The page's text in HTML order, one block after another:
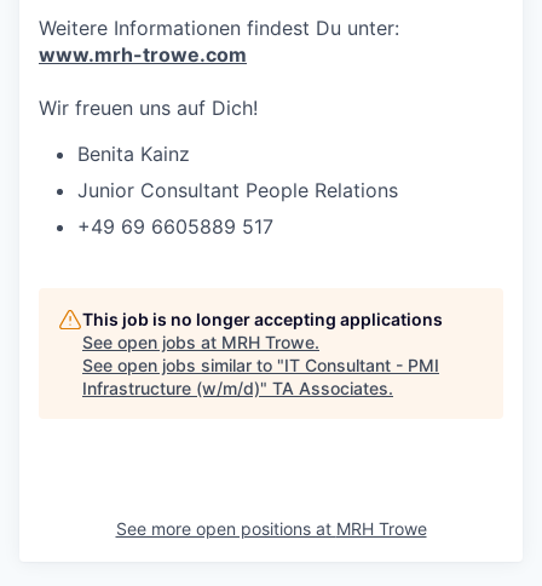
Weitere Informa­tionen findest Du unter:
www.mrh-trowe.com
Wir freuen uns auf Dich!
Benita Kainz
Junior Consultant People Relations
+49 69 6605889 517
This job is no longer accepting applications
See open jobs at MRH Trowe.
See open jobs similar to "IT Consultant - PMI
Infrastructure (w/m/d)" TA Associates.
See more open positions at MRH Trowe